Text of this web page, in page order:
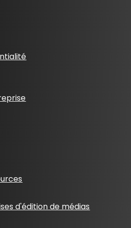
d'édition de médias